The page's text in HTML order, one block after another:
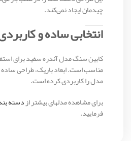
چیدمان ایجاد نمی‌کند.
انتخابی ساده و
کابین سنگ مدل آندره سفید برای
مناسب است. ابعاد باریک، طراحی
مدل را کاربردی کرده است.
برای مشاهده مدلهای بیشتر ازدسته
فرمایید.